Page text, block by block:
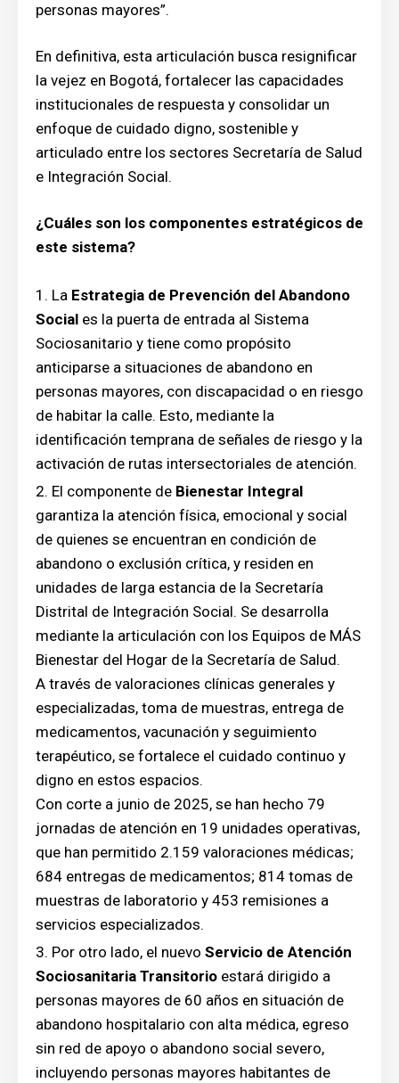
personas mayores”.
En definitiva, esta articulación busca resignificar
la vejez en Bogotá, fortalecer las capacidades
institucionales de respuesta y consolidar un
enfoque de cuidado digno, sostenible y
articulado entre los sectores Secretaría de Salud
e Integración Social.
¿Cuáles son los componentes estratégicos de
este sistema?
La Estrategia de Prevención del Abandono
Social es la puerta de entrada al Sistema
Sociosanitario y tiene como propósito
anticiparse a situaciones de abandono en
personas mayores, con discapacidad o en riesgo
de habitar la calle. Esto, mediante la
identificación temprana de señales de riesgo y la
activación de rutas intersectoriales de atención.
El componente de Bienestar Integral
garantiza la atención física, emocional y social
de quienes se encuentran en condición de
abandono o exclusión crítica, y residen en
unidades de larga estancia de la Secretaría
Distrital de Integración Social. Se desarrolla
mediante la articulación con los Equipos de MÁS
Bienestar del Hogar de la Secretaría de Salud.
A través de valoraciones clínicas generales y
especializadas, toma de muestras, entrega de
medicamentos, vacunación y seguimiento
terapéutico, se fortalece el cuidado continuo y
digno en estos espacios.
Con corte a junio de 2025, se han hecho 79
jornadas de atención en 19 unidades operativas,
que han permitido 2.159 valoraciones médicas;
684 entregas de medicamentos; 814 tomas de
muestras de laboratorio y 453 remisiones a
servicios especializados.
Por otro lado, el nuevo Servicio de Atención
Sociosanitaria Transitorio estará dirigido a
personas mayores de 60 años en situación de
abandono hospitalario con alta médica, egreso
sin red de apoyo o abandono social severo,
incluyendo personas mayores habitantes de